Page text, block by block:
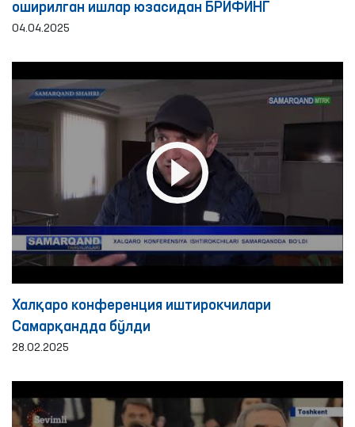
оширилган ишлар юзасидан БРИФИНГ
04.04.2025
Халқаро конференция иштирокчилари
Самарқандда бўлди
28.02.2025